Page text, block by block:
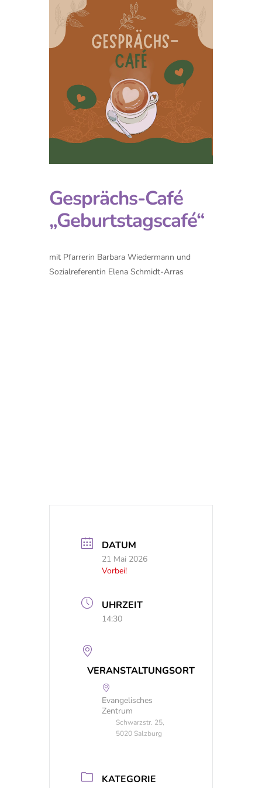
Gesprächs-Café
„Geburtstagscafé“
mit Pfarrerin Barbara Wiedermann und
Sozialreferentin Elena Schmidt-Arras
DATUM
21 Mai 2026
Vorbei!
UHRZEIT
14:30
VERANSTALTUNGSORT
Evangelisches
Zentrum
Schwarzstr. 25,
5020 Salzburg
KATEGORIE